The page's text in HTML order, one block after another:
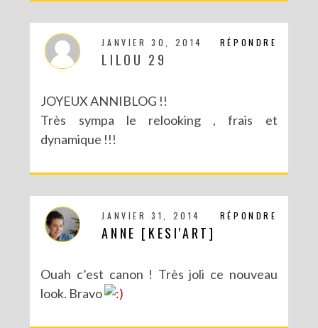
RÉPONDRE
JANVIER 30, 2014
LILOU 29
JOYEUX ANNIBLOG !!
Très sympa le relooking , frais et
dynamique !!!
RÉPONDRE
JANVIER 31, 2014
ANNE [KESI'ART]
Ouah c’est canon ! Très joli ce nouveau
look. Bravo